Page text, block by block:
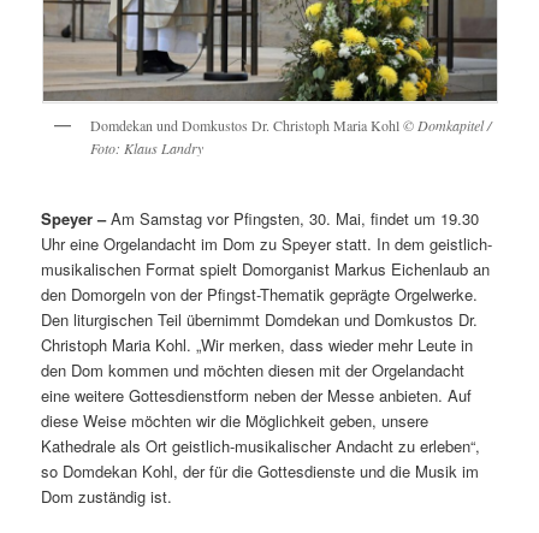
Domdekan und Domkustos Dr. Christoph Maria Kohl© Domkapitel /
Foto: Klaus Landry
Speyer –Am Samstag vor Pfingsten, 30. Mai, findet um 19.30
Uhr eine Orgelandacht im Dom zu Speyer statt. In dem geistlich-
musikalischen Format spielt Domorganist Markus Eichenlaub an
den Domorgeln von der Pfingst-Thematik geprägte Orgelwerke.
Den liturgischen Teil übernimmt Domdekan und Domkustos Dr.
Christoph Maria Kohl. „Wir merken, dass wieder mehr Leute in
den Dom kommen und möchten diesen mit der Orgelandacht
eine weitere Gottesdienstform neben der Messe anbieten. Auf
diese Weise möchten wir die Möglichkeit geben, unsere
Kathedrale als Ort geistlich-musikalischer Andacht zu erleben“,
so Domdekan Kohl, der für die Gottesdienste und die Musik im
Dom zuständig ist.